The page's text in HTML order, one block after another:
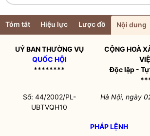
Tóm tắt Hiệu lực Lược đồ Nội dung
UỶ BAN THƯỜNG VỤ
QUỐC HỘI
********
CỘNG HOÀ
Độc lập -
Số: 44/2002/PL-
UBTVQH10
Hà Nội, ngày
PHÁP LỆNH